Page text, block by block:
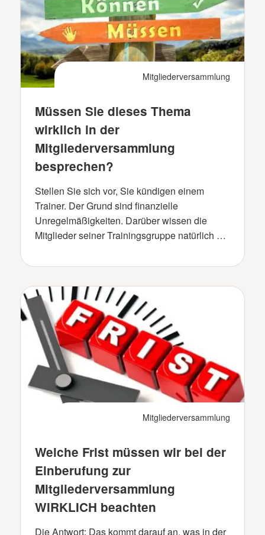
Mitgliederversammlung
Müssen Sie dieses Thema
wirklich in der
Mitgliederversammlung
besprechen?
Stellen Sie sich vor, Sie kündigen einem
Trainer. Der Grund sind fi­nanzielle
Unregelmäßigkeiten. Darüber wissen die
Mitglieder seiner Trai­ningsgruppe natürlich …
Mitgliederversammlung
Welche Frist müssen wir bei der
Einberufung zur
Mitgliederversammlung
WIRKLICH beachten
Die Antwort: Das kommt darauf an, was in der